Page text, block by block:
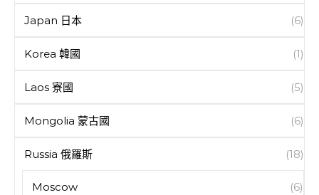
Japan 日本 (6)
Korea 韓國 (1)
Laos 寮國 (5)
Mongolia 蒙古國 (6)
Russia 俄羅斯 (18)
Moscow (6)